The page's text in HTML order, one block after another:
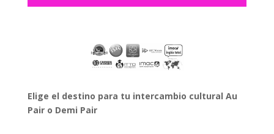
Elige el destino para tu intercambio cultural Au
Pair o Demi Pair